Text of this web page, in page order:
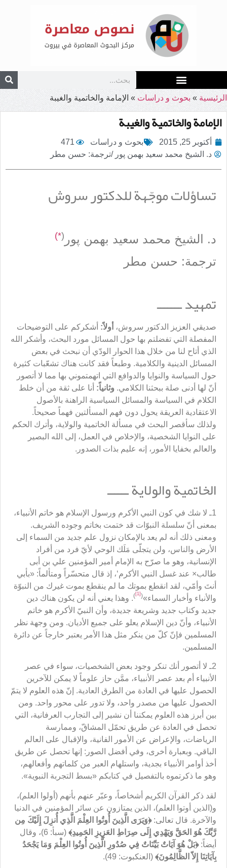
الرئيسية » بحوث و دراسات » الإمامة والخاتمية والغيبة
الإمامة والخاتمية والغيبة
أكتوبر 25, 2015 بحوث و دراسات
471
د. الشيخ محمد سعيد بهمن پور /ترجمة: حسن مطر
تساؤلات موجّهة للدكتور سروش
د. الشيخ محمد سعيد بهمن پور (
*)
ترجمة: حسن مطر
تمهيد ـــــــ
صديقي العزيز الدكتور سروش، أولاً: أشكركم على التوضيحات
المفصلة التي تفضلتم بها حول المسائل مورد البحث، وأشكر الله
الذي أتاح لنا من خلال هذا الحوار الودّي أن نبحث في بعض
المسائل الدينية والكلامية. وطبعاً فقد كانت هناك تشعّبات كثيرة
حول السياسة والنوايا والدوافع التي اتهمتموني بها مما لا أتصور
أنّ لها أدنى صلة ببحثنا الكلامي. وثانياً: أنا على ثقة من أن خلط
الكلام في السياسة والمسائل السياسية الراهنة بالأصول
الاعتقادية العريقة يحول دون فهم المسألتين فهماً صحيحاً.
ولذلك سأقصر البحث في مسألة الخاتمية والولاية، وأترك الحكم
على النوايا الشخصية، والإخلاص في العمل، إلى الله البصير
والعالم بخفايا الأمور، إنه عليم بذات الصدور.
الخاتمية والولاية ــــــ
1ـ لا شك في كون النبي الأكرم ورسول الإسلام هو خاتم الأنبياء،
بمعنى أنّ سلسلة النبوّات قد ختمت بخاتم وجوده الشريف.
ومعنى ذلك أنه لم يعد بالإمكان نزول علم جديد من السماء إلى
الأرض والناس، ولن يتجلّى مَلَك الوحي لأيّ فرد من أفراد
الإنسانية، وهو ما صرّح به الإمام أمير المؤمنين علي بن أبى
طالب× عند غسل النبي الأكرم‘، إذ قال متحسّراً ومتألماً: «بأبي
أنتَ وأمّي، لقد انقطع بموتك ما لم ينقطع بموت غيرك من النبوّة
والأنباء وأخبار السماء»(
[1]
). وهذا يعني أنه لن يكون هناك دين
جديد وكتاب جديد وشريعة جديدة، وأن النبيّ الأكرم هو خاتم
الأنبياء، وأنّ دين الإسلام يعلو على جميع الأديان. ومن وجهة نظر
المسلمين فإنّ كلّ من ينكر مثل هذا الأمر يعتبر خارجاً عن دائرة
المسلمين.
2ـ لا أتصور أنك تنكر وجود بعض الشخصيات، سواء في عصر
الأنبياء أم بعد عصر الأنبياء، ممَّن حاز علوماً لا يمكن للآخرين
الحصول عليها في العادة من الطرق العادية. إنّ هذه العلوم لا يتمّ
الحصول عليها من مصدر واحد، ولا تدور على محور واحد. ومن
بين أبرز هذه العلوم يمكننا أن نشير إلى التجارب العرفانية، التي
تحصل في العادة عن طريق تحمّل المشاقّ، وممارسة
الرياضات، والإعراض عن الأمور الفانية، والإقبال على العالم
الباقي. وبعبارة أخرى، وفي أفضل الصور: إنها تحصل عن طريق
أخذ أوامر الأنبياء بجدية، واستلهام العبر من كلماتهم وأفعالهم،
وهو ما ذكرتموه بالتفصيل في كتابكم «بسط التجربة النبوية».
لقد ذكر القرآن الكريم أشخاصاً، وعبّر عنهم بأنهم (أولوا العلم)،
و(الذين أوتوا العلم)، الذين يمتازون عن سائر المؤمنين في الدنيا
والآخرة. قال تعالى:﴿وَيَرَى الَّذِينَ أُوتُوا العِلْمَ الَّذِي أُنزِلَ إِلَيْكَ مِن
رَّبِّكَ هُوَ الحَقَّ وَيَهْدِي إِلَى صِرَاطِ العَزِيزِ الحَمِيدِ﴾
(سبأ: 6)، وقال
أيضاً:﴿بَلْ هُوَ آيَاتٌ بَيِّنَاتٌ فِي صُدُورِ الَّذِينَ أُوتُوا العِلْمَ وَمَا يَجْحَدُ
بِآيَاتِنَا إِلاّ الظَّالِمُونَ﴾ (العنكبوت: 49).